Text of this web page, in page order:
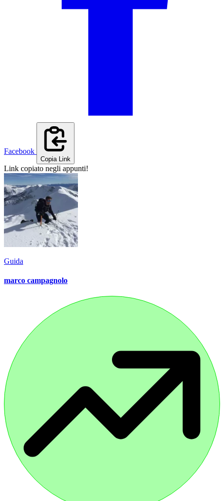
Facebook
Copia Link
Link copiato negli appunti!
Guida
marco campagnolo